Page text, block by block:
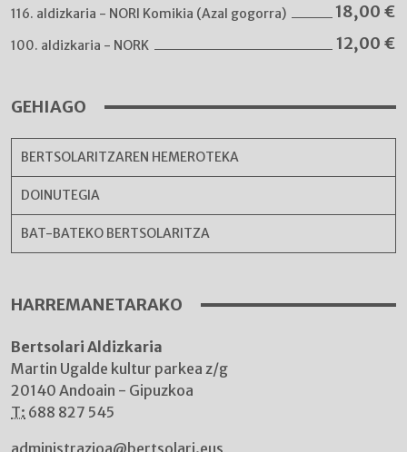
116. aldizkaria - NORI Komikia (Azal gogorra) 18,00 €
100. aldizkaria - NORK 12,00 €
GEHIAGO
BERTSOLARITZAREN HEMEROTEKA
DOINUTEGIA
BAT-BATEKO BERTSOLARITZA
HARREMANETARAKO
Bertsolari Aldizkaria
Martin Ugalde kultur parkea z/g
20140 Andoain - Gipuzkoa
T: 688 827 545